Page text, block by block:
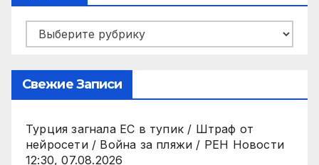
Рубрики
Свежие Записи
Турция загнала ЕС в тупик / Штраф от
нейросети / Война за пляжи / РЕН Новости
12:30, 07.08.2026